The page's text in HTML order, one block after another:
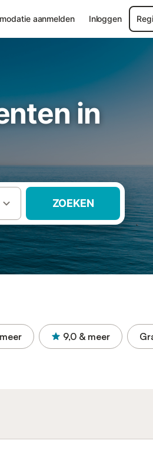
aanmelden Inloggen
in
ZOEKEN
9,0 & meer